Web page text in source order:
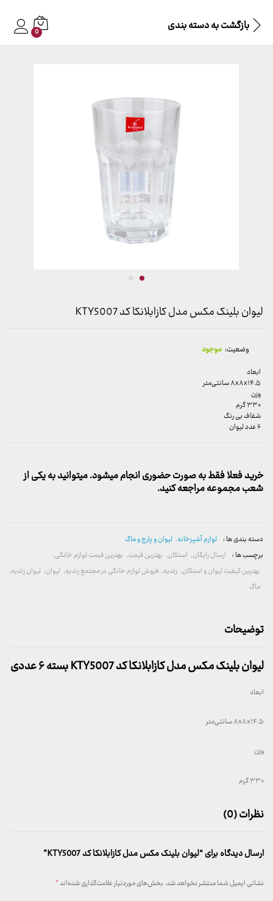
بازگشت بهدسته بندی 0
لیوان بلینک مکس مدل کازابلانکا کد KTY5007
وضعیت: موجود
ابعاد
۸x۸x۱۴.۵ سانتی‌متر
وزن
۳۳۰ گرم
شفاف بی رنگ
۶ عدد لیوان
خرید فعلا فقط به صورت حضوری انجام میشود. میتوانید به یکی از
شعب مجموعه مراجعه کنید.
دسته بندی ها : لوازم آشپزخانه, لیوان و پارچ و ماگ
برچسب ها : ارسال رایگان, استکان, بهترین قیمت, بهترین قیمت لوازم خانگی,
بهترین کیفیت لیوان و استکان, زندیه, فروش لوازم خانگی در مجتمع زندیه, لیوان, لیوان زندیه,
ماگ
توضیحات
لیوان بلینک مکس مدل کازابلانکا کد KTY5007 بسته ۶ عددی
ابعاد
۸x۸x۱۴.۵ سانتی‌متر
وزن
۳۳۰ گرم
نظرات (0)
ارسال دیدگاه برای “لیوان بلینک مکس مدل کازابلانکا کد KTY5007”
نشانی ایمیل شما منتشر نخواهد شد.بخش‌های موردنیاز علامت‌گذاری شده‌اند*